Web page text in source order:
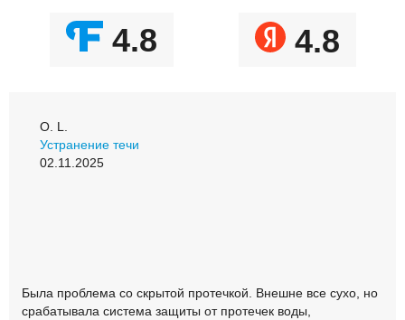
4.8 4.8
О. L.
Устранение течи
02.11.2025
Была проблема со скрытой протечкой. Внешне все сухо, но
срабатывала система защиты от протечек воды,